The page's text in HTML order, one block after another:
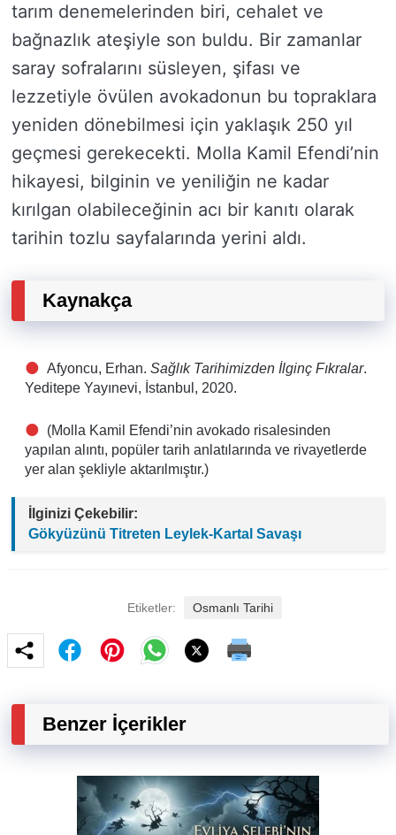
tarım denemelerinden biri, cehalet ve
bağnazlık ateşiyle son buldu. Bir zamanlar
saray sofralarını süsleyen, şifası ve
lezzetiyle övülen avokadonun bu topraklara
yeniden dönebilmesi için yaklaşık 250 yıl
geçmesi gerekecekti. Molla Kamil Efendi’nin
hikayesi, bilginin ve yeniliğin ne kadar
kırılgan olabileceğinin acı bir kanıtı olarak
tarihin tozlu sayfalarında yerini aldı.
Kaynakça
Afyoncu, Erhan. Sağlık Tarihimizden İlginç Fıkralar.
Yeditepe Yayınevi, İstanbul, 2020.
(Molla Kamil Efendi’nin avokado risalesinden
yapılan alıntı, popüler tarih anlatılarında ve rivayetlerde
yer alan şekliyle aktarılmıştır.)
İlginizi Çekebilir:
Gökyüzünü Titreten Leylek-Kartal Savaşı
Etiketler: Osmanlı Tarihi
Benzer İçerikler